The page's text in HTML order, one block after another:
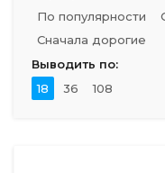
По популярности
Сначала дорогие
Выводить по:
18
36 108